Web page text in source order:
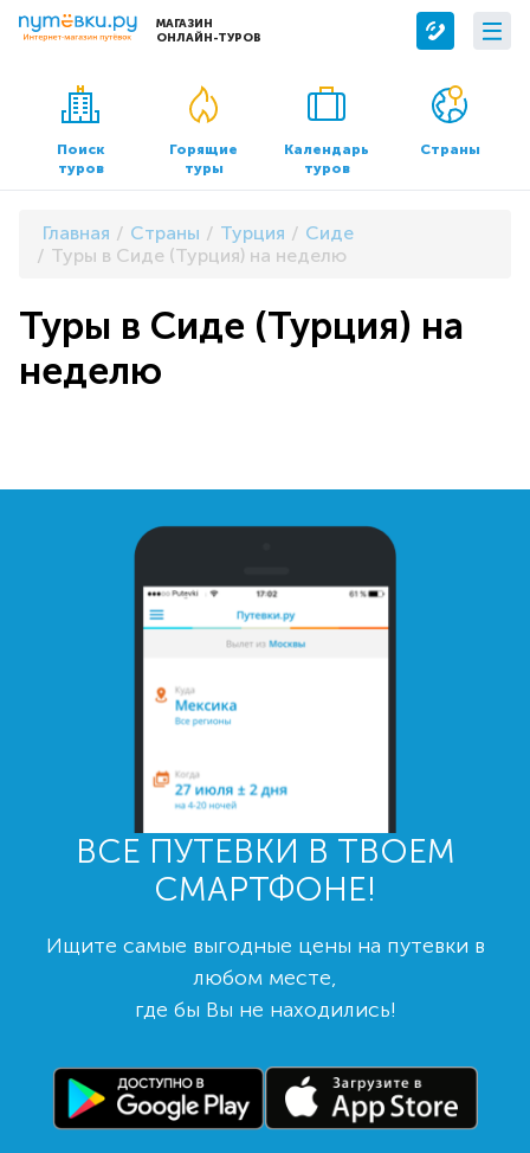
МАГАЗИН
ОНЛАЙН-ТУРОВ
Сервисы
Бронирование отелей
Трансфер
О компании
О нас
Контакты
Документы и реквизиты
Поиск
туров
Горящие
туры
Календарь
туров
Страны
Главная Страны Турция
Сиде
Туры в Сиде (Турция) на неделю
Туры в Сиде (Турция) на
неделю
ВСЕ ПУТЕВКИ В ТВОЕМ
СМАРТФОНЕ!
Ищите самые выгодные цены на путевки в
любом месте,
где бы Вы не находились!